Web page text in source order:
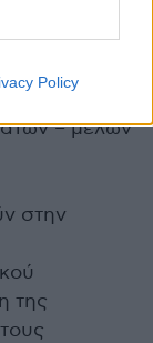
Policy
που
για
– μελών
στην
της